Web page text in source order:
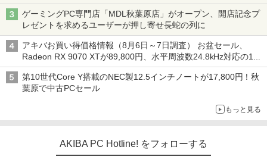
ゲーミングPC専門店「MDL秋葉原店」がオープン、開店記念プ
レゼントを求めるユーザーが押し寄せ長蛇の列に
アキバお買い得価格情報（8月6日～7日調査） お盆セール、
Radeon RX 9070 XTが89,800円、水平周波数24.8kHz対応の17
型モニターが9,801円、暑さ指数連動セール ほか
第10世代Core Y搭載のNEC製12.5インチノートが17,800円！秋
葉原で中古PCセール
もっと見る
AKIBA PC Hotline! をフォローする